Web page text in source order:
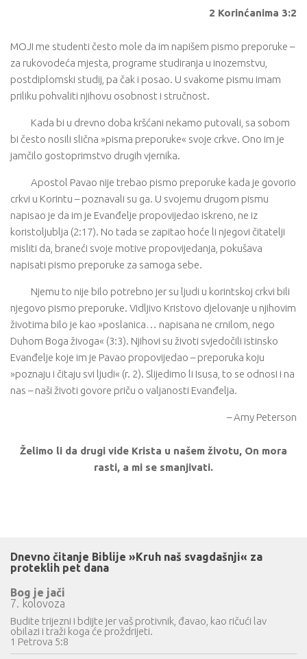
2 Korinćanima 3:2
MOJI me studenti često mole da im napišem pismo preporuke –
za rukovodeća mjesta, programe studiranja u inozemstvu,
postdiplomski studij, pa čak i posao. U svakome pismu imam
priliku pohvaliti njihovu osobnost i stručnost.
Kada bi u drevno doba kršćani nekamo putovali, sa sobom
bi često nosili slična »pisma preporuke« svoje crkve. Ono im je
jamčilo gostoprimstvo drugih vjernika.
Apostol Pavao nije trebao pismo preporuke kada je govorio
crkvi u Korintu – poznavali su ga. U svojemu drugom pismu
napisao je da im je Evanđelje propovijedao iskreno, ne iz
koristoljublja (2:17). No tada se zapitao hoće li njegovi čitatelji
misliti da, braneći svoje motive propovijedanja, pokušava
napisati pismo preporuke za samoga sebe.
Njemu to nije bilo potrebno jer su ljudi u korintskoj crkvi bili
njegovo pismo preporuke. Vidljivo Kristovo djelovanje u njihovim
životima bilo je kao »poslanica… napisana ne crnilom, nego
Duhom Boga živoga« (3:3). Njihovi su životi svjedočili istinsko
Evanđelje koje im je Pavao propovijedao – preporuka koju
»poznaju i čitaju svi ljudi« (r. 2). Slijedimo li Isusa, to se odnosi i na
nas – naši životi govore priču o valjanosti Evanđelja.
– Amy Peterson
Želimo li da drugi vide Krista u našem životu, On mora
rasti, a mi se smanjivati.
Dnevno čitanje Biblije »Kruh naš svagdašnji« za
proteklih pet dana
Bog je jači
7. kolovoza
Budite trijezni i bdijte jer vaš protivnik, đavao, kao ričući lav
obilazi i traži koga će proždrijeti.
1 Petrova 5:8